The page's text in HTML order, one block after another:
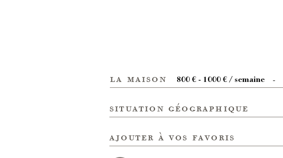
la maison 800 € - 1000 € / semaine -
situation géographique
ajouter à vos favoris